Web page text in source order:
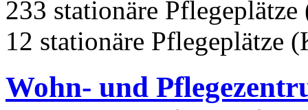
233 stationäre
12 stationäre Pflegeplätze
Wohn- und